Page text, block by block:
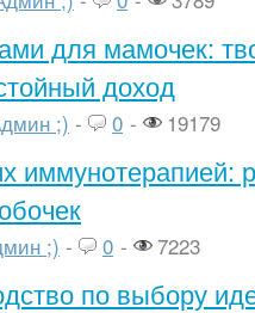
для мамочек:
доход
;) - 0 - 19179
иммунотерапией:
;) - 0 - 7223
по выбору